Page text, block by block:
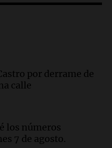
por derrame de
de la décima
por derrame de
calle
los números
7 de agosto.